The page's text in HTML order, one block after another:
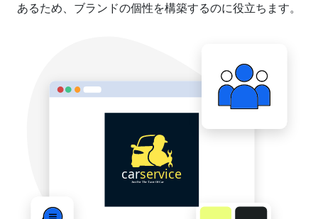
あるため、ブランドの個性を構築するのに役立ちます。